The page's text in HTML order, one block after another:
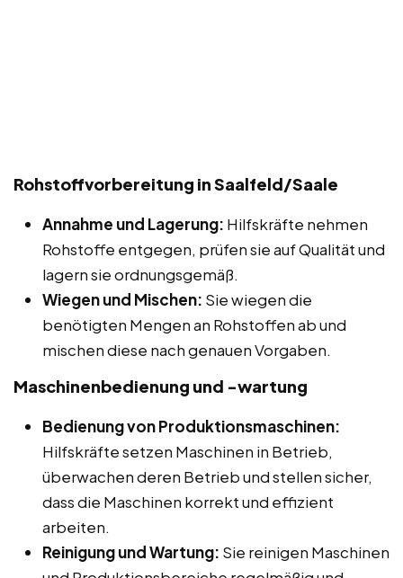
Rohstoffvorbereitung in Saalfeld/Saale
Annahme und Lagerung: Hilfskräfte nehmen
Rohstoffe entgegen, prüfen sie auf Qualität und
lagern sie ordnungsgemäß.
Wiegen und Mischen: Sie wiegen die
benötigten Mengen an Rohstoffen ab und
mischen diese nach genauen Vorgaben.
Maschinenbedienung und -wartung
Bedienung von Produktionsmaschinen:
Hilfskräfte setzen Maschinen in Betrieb,
überwachen deren Betrieb und stellen sicher,
dass die Maschinen korrekt und effizient
arbeiten.
Reinigung und Wartung: Sie reinigen Maschinen